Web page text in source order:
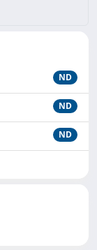
ND
ND
ND